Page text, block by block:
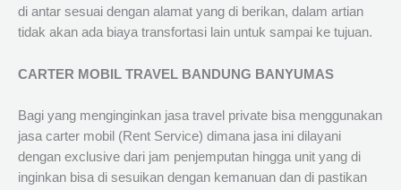
di antar sesuai dengan alamat yang di berikan, dalam artian
tidak akan ada biaya transfortasi lain untuk sampai ke tujuan.
CARTER MOBIL TRAVEL BANDUNG BANYUMAS
Bagi yang menginginkan jasa travel private bisa menggunakan
jasa carter mobil (Rent Service) dimana jasa ini dilayani
dengan exclusive dari jam penjemputan hingga unit yang di
inginkan bisa di sesuikan dengan kemanuan dan di pastikan